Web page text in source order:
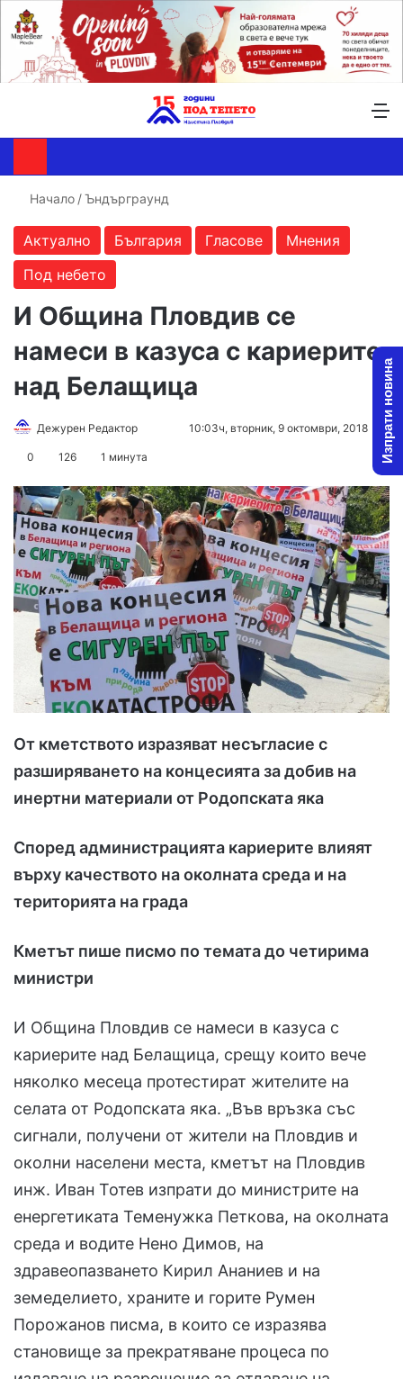
Начало /Ъндърграунд
Актуално България Гласове
Мнения
Под небето
И Община Пловдив се
намеси в казуса с кариерите
над Белащица
Дежурен Редактор
l
o
w
o
n
X
d
a
n
e
m
a
i
l
10:03ч, вторник, 9 октомври, 2018
0 126 1 минута
От кметството изразяват несъгласие с
разширяването на концесията за добив на
инертни материали от Родопската яка
Според администрацията кариерите влияят
върху качеството на околната среда и на
територията на града
Кметът пише писмо по темата до четирима
министри
И Община Пловдив се намеси в казуса с
кариерите над Белащица, срещу които вече
няколко месеца протестират жителите на
селата от Родопската яка. „Във връзка със
сигнали, получени от жители на Пловдив и
околни населени места, кметът на Пловдив
инж. Иван Тотев изпрати до министрите на
енергетиката Теменужка Петкова, на околната
среда и водите Нено Димов, на
здравеопазването Кирил Ананиев и на
земеделието, храните и горите Румен
Порожанов писма, в които се изразява
становище за прекратяване процеса по
Изпрати новина